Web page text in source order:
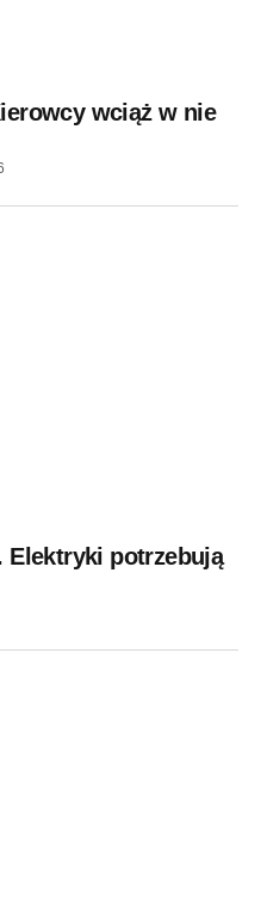
wciąż w nie
Elektryki potrzebują